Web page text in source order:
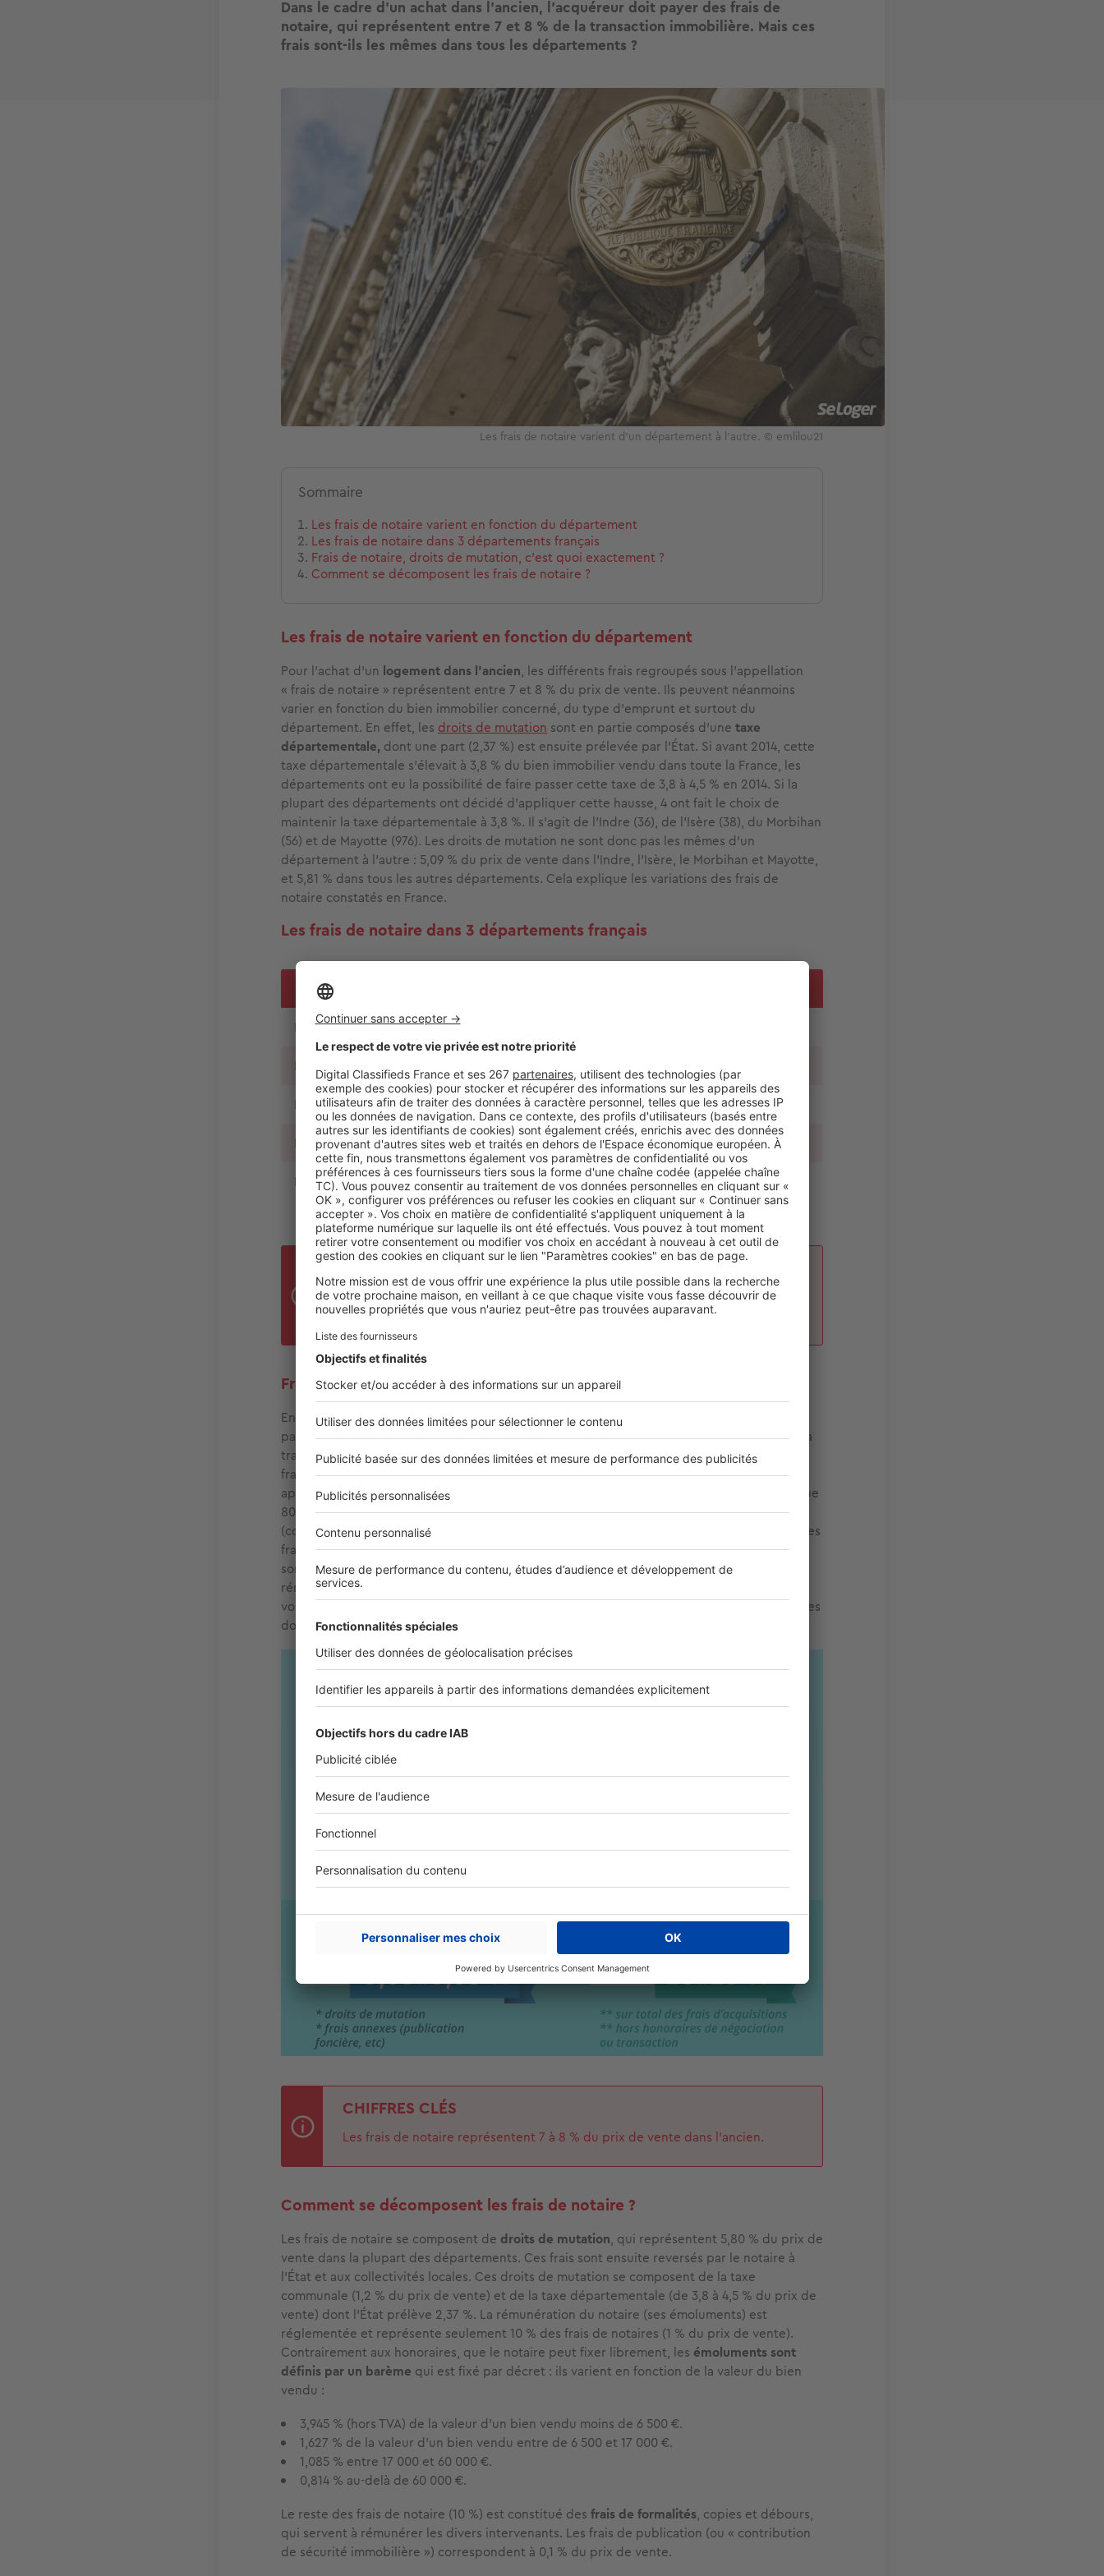
Dans le cadre d'un achat dans l’ancien, l’acquéreur doit payer des frais de
notaire, qui représentent entre 7 et 8 % de la transaction immobilière. Mais ces
frais sont-ils les mêmes dans tous les départements ?
Les frais de notaire varient d’un département à l’autre. © emlilou21
Sommaire
Les frais de notaire varient en fonction du département
Les frais de notaire dans 3 départements français
Frais de notaire, droits de mutation, c’est quoi exactement ?
Comment se décomposent les frais de notaire ?
Les frais de notaire varient en fonction du département
Pour l’achat d’un logement dans l’ancien, les différents frais regroupés sous l’appellation
« frais de notaire » représentent entre 7 et 8 % du prix de vente. Ils peuvent néanmoins
varier en fonction du bien immobilier concerné, du type d’emprunt et surtout du
département. En effet, les droits de mutation sont en partie composés d’une taxe
départementale, dont une part (2,37 %) est ensuite prélevée par l’État. Si avant 2014, cette
taxe départementale s’élevait à 3,8 % du bien immobilier vendu dans toute la France, les
départements ont eu la possibilité de faire passer cette taxe de 3,8 à 4,5 % en 2014. Si la
plupart des départements ont décidé d’appliquer cette hausse, 4 ont fait le choix de
maintenir la taxe départementale à 3,8 %. Il s’agit de l’Indre (36), de l’Isère (38), du Morbihan
(56) et de Mayotte (976). Les droits de mutation ne sont donc pas les mêmes d’un
département à l’autre : 5,09 % du prix de vente dans l’Indre, l’Isère, le Morbihan et Mayotte,
et 5,81 % dans tous les autres départements. Cela explique les variations des frais de
notaire constatés en France.
Les frais de notaire dans 3 départements français
Part départementale
Droits de mutation 5,81 % 5,09 %
Frais pour un achat de 200 000 € 15 620 € 14 220 € 15 620 €
Frais pour un achat de 300 000 € 22 507 € 20 407 € 22 507 €
Frais pour un achat de 400 000 € 29 394 € 26 594 € 29 394 €
FRAIS DE NOTAIRE : UNE PART MINIME DU PRIX DE VENTE
La rémunération du notaire ne représente qu’environ 1 % du prix de
vente total.
Frais de notaire, droits de mutation, c’est quoi exactement ?
En France, la réglementation impose que toute vente d’un bien immobilier dans l’ancien
passe devant un notaire pour larédaction de l’acte authentique. Cet enregistrement de la
transaction entraîne des taxes et des frais généralement appelés « frais de notaire ». Ces
frais doivent être payés par l’acquéreur du logement. Ils prennent en compte les taxes
applicables à la transaction immobilière ainsi que la
. Précisons que
80 % de ces « frais de notaire » sont en réalité reversés à l’État et aux collectivités locales
(communes et départements) par la suite. C’est ce qu’on appelle les
droits de mutation. Les
frais de notaire comprennent également des frais et débours, qui sont en réalité des
sommes acquittées par le notaire pour le compte de son client. Ces frais servent à
rémunérer les différents intervenants en charge de réaliser les actes et les documents qui
vont permettre d’effectuer le transfert de propriété, les frais de publication de vente ou les
documents d’urbanisme.
CHIFFRES CLÉS
Les frais de notaire représentent 7 à 8 % du prix de vente dans l’ancien.
Comment se décomposent les frais de notaire ?
Les frais de notaire se composent de droits de mutation, qui représentent 5,80 % du prix de
vente dans la plupart des départements. Ces frais sont ensuite reversés par le notaire à
l’État et aux collectivités locales. Ces droits de mutation se composent de la taxe
communale (1,2 % du prix de vente) et de la taxe départementale (de 3,8 à 4,5 % du prix de
vente) dont l'État prélève 2,37 %. La rémunération du notaire (ses émoluments) est
réglementée et représente seulement 10 % des frais de notaires (1 % du prix de vente).
Contrairement aux honoraires, que le notaire peut fixer librement, les émoluments sont
définis par un barème qui est fixé par décret : ils varient en fonction de la valeur du bien
vendu :
3,945 % (hors TVA) de la valeur d’un bien vendu moins de 6 500 €.
1,627 % de la valeur d’un bien vendu entre de 6 500 et 17 000 €.
1,085 % entre 17 000 et 60 000 €.
0,814 % au-delà de 60 000 €.
Le reste des frais de notaire (10 %) est constitué des frais de formalités, copies et débours,
qui servent à rémunérer les divers intervenants. Les frais de publication (ou « contribution
de sécurité immobilière ») correspondent à 0,1 % du prix de vente.